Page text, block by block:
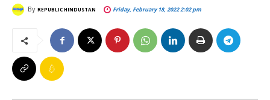
By REPUBLIC HINDUSTAN Friday, February 18, 2022 2:02 pm